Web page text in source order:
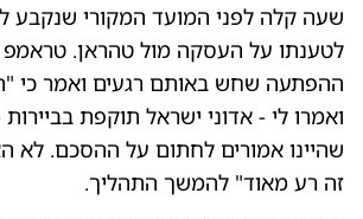
שעה קלה לפני המועד המקורי שנקבע
לטענתו על העסקה מול טהראן.
ההפתעה שחש באותם רגעים ואמר כי
ואמרו לי - אדוני ישראל תוקפת
שהיינו אמורים לחתום על ההסכם. לא
זה רע מאוד" להמשך התהליך.